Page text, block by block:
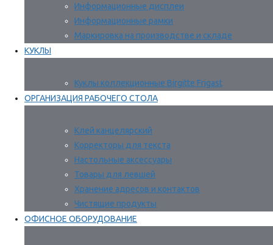
Информационные дисплеи
Информационные рамки
Маркировка на производстве и складе
КУКЛЫ
Куклы коллекционные Birgitte Frigast
ОРГАНИЗАЦИЯ РАБОЧЕГО СТОЛА
Клей канцелярский
Корректоры для текста
Настольные аксессуары
Товары для левшей
Хранение адресов и контактов
Чистящие продукты
ОФИСНОЕ ОБОРУДОВАНИЕ